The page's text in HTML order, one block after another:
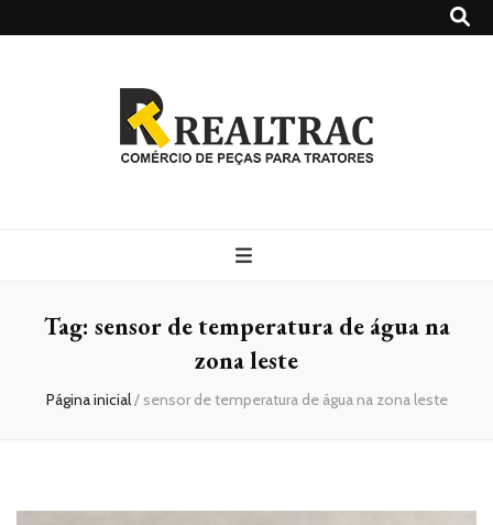
Tag: sensor de temperatura de água na
zona leste
Página inicial/ sensor de temperatura de água na zona leste